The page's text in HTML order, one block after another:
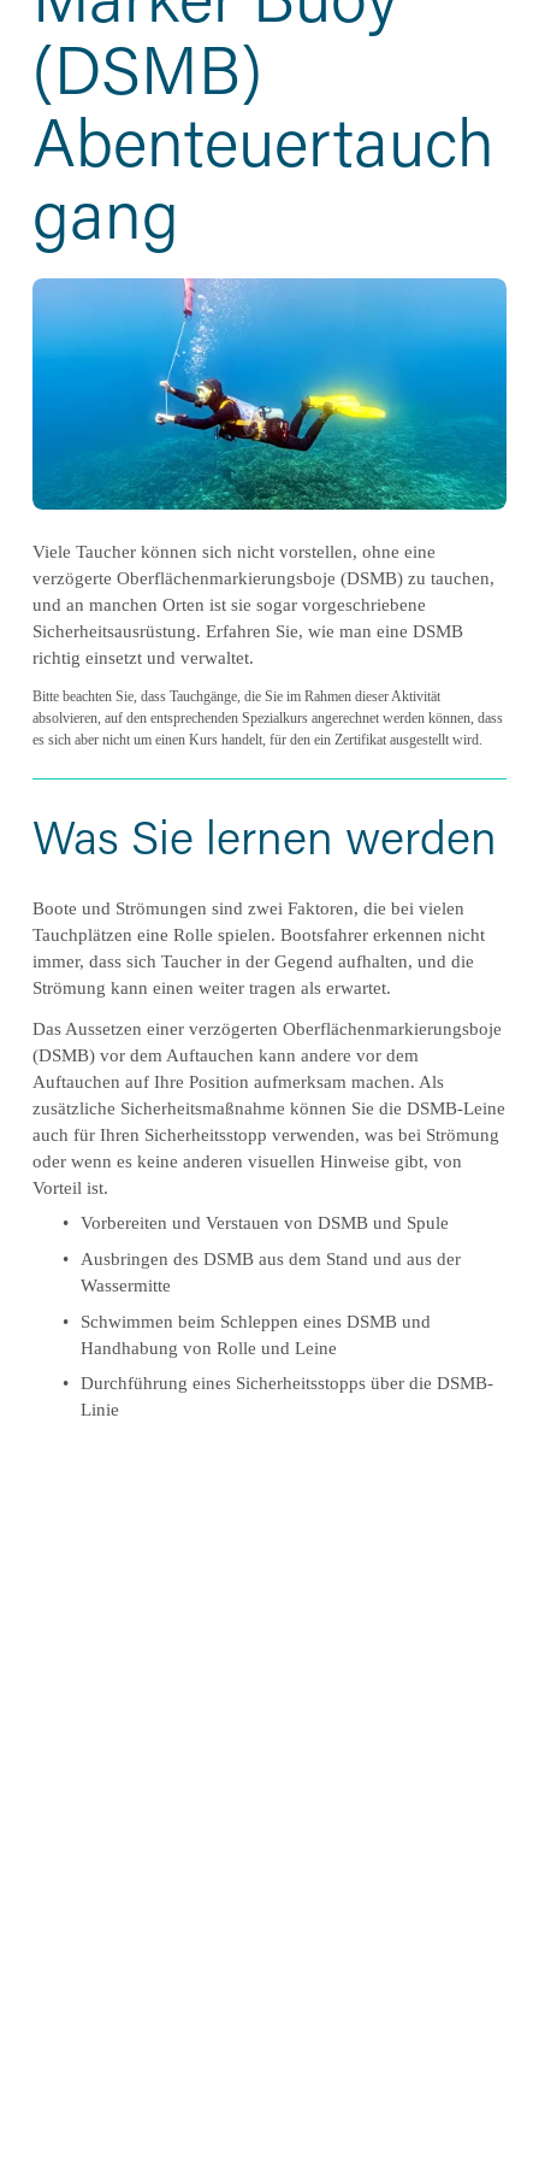
(DSMB)
Abenteuertauch
gang
Viele Taucher können sich nicht vorstellen, ohne eine
verzögerte Oberflächenmarkierungsboje (DSMB) zu tauchen,
und an manchen Orten ist sie sogar vorgeschriebene
Sicherheitsausrüstung. Erfahren Sie, wie man eine DSMB
richtig einsetzt und verwaltet.
Bitte beachten Sie, dass Tauchgänge, die Sie im Rahmen dieser Aktivität
absolvieren, auf den entsprechenden Spezialkurs angerechnet werden können, dass
es sich aber nicht um einen Kurs handelt, für den ein Zertifikat ausgestellt wird.
Was Sie lernen werden
Boote und Strömungen sind zwei Faktoren, die bei vielen
Tauchplätzen eine Rolle spielen. Bootsfahrer erkennen nicht
immer, dass sich Taucher in der Gegend aufhalten, und die
Strömung kann einen weiter tragen als erwartet.
Das Aussetzen einer verzögerten Oberflächenmarkierungsboje
(DSMB) vor dem Auftauchen kann andere vor dem
Auftauchen auf Ihre Position aufmerksam machen. Als
zusätzliche Sicherheitsmaßnahme können Sie die DSMB-Leine
auch für Ihren Sicherheitsstopp verwenden, was bei Strömung
oder wenn es keine anderen visuellen Hinweise gibt, von
Vorteil ist.
Vorbereiten und Verstauen von DSMB und Spule
Ausbringen des DSMB aus dem Stand und aus der
Wassermitte
Schwimmen beim Schleppen eines DSMB und
Handhabung von Rolle und Leine
Durchführung eines Sicherheitsstopps über die DSMB-
Linie